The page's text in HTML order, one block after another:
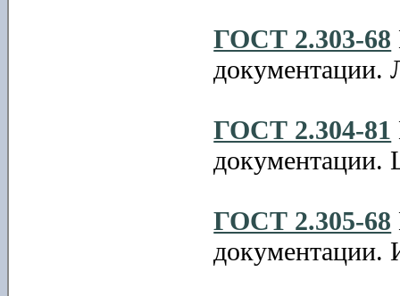
ГОСТ 2.303-68
документации.
ГОСТ 2.304-81
ГОСТ 2.305-68
документации.